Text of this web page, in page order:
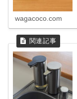
wagacoco.com